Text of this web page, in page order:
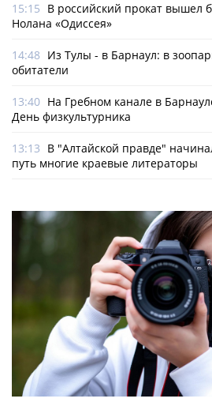
15:15 В российский прокат вышел
Нолана «Одиссея»
14:48 Из Тулы - в Барнаул: в
обитатели
13:40 На Гребном канале в
День физкультурника
13:13 В "Алтайской правде"
путь многие краевые литераторы